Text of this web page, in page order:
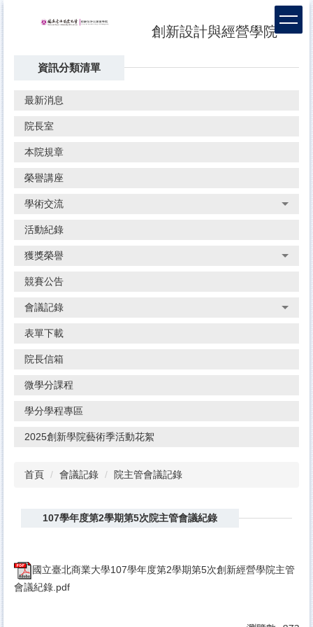
創新設計與經營學院
資訊分類清單
最新消息
院長室
本院規章
榮譽講座
學術交流
活動紀錄
獲獎榮譽
競賽公告
會議記錄
表單下載
院長信箱
微學分課程
學分學程專區
2025創新學院藝術季活動花絮
首頁 會議記錄 院主管會議記錄
107學年度第2學期第5次院主管會議紀錄
國立臺北商業大學107學年度第2學期第5次創新經營學院主管
會議紀錄.pdf